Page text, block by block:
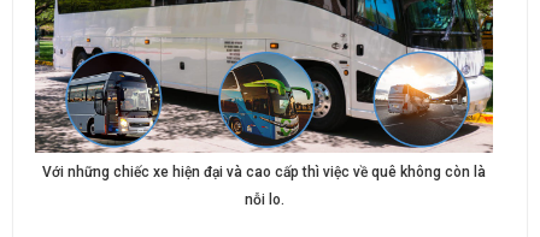
Với những chiếc xe hiện đại và cao cấp thì việc về quê không còn là
nỗi lo.